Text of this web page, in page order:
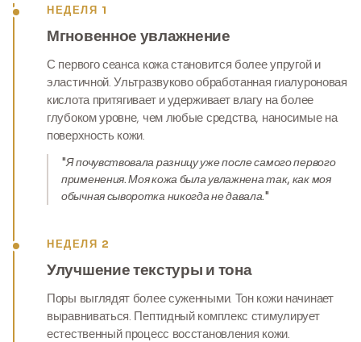
НЕДЕЛЯ 1
Мгновенное увлажнение
С первого сеанса кожа становится более упругой и
эластичной. Ультразвуково обработанная гиалуроновая
кислота притягивает и удерживает влагу на более
глубоком уровне, чем любые средства, наносимые на
поверхность кожи.
"Я почувствовала разницу уже после самого первого
применения. Моя кожа была увлажнена так, как моя
обычная сыворотка никогда не давала."
НЕДЕЛЯ 2
Улучшение текстуры и тона
Поры выглядят более суженными. Тон кожи начинает
выравниваться. Пептидный комплекс стимулирует
естественный процесс восстановления кожи.